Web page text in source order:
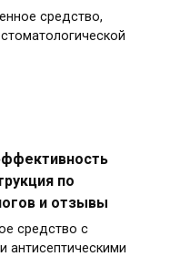
средство,
по
и отзывы
средство с